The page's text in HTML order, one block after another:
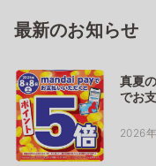
最新のお知らせ
真夏
でお
2026